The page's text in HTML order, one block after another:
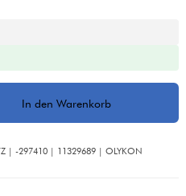
| -297410 | 11329689 | OLYKON